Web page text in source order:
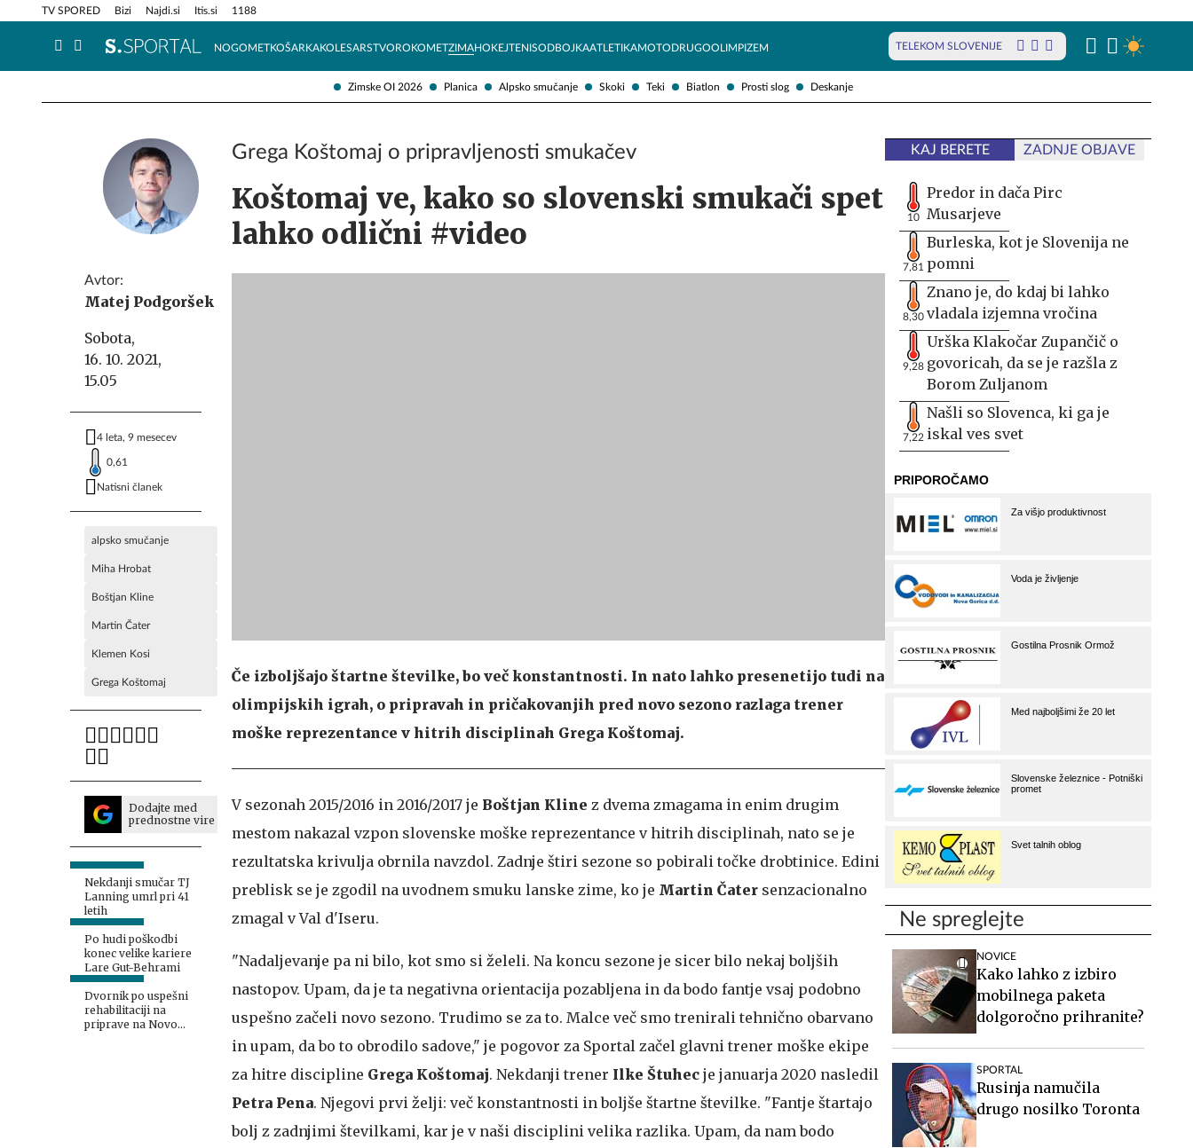
Zimske OI 2026 Planica Alpsko smučanje Skoki Teki Biatlon Prosti slog Deskanje
TV SPORED Bizi Najdi.si Itis.si 1188
NOGOMETKOŠARKAKOLESARSTVOROKOMETZIMAHOKEJTENISODBOJKAATLETIKAMOTODRUGOOLIMPIZEM TELEKOM SLOVENIJE
Info in obvestila Tehnik
Avtor:
Matej Podgoršek
Sobota,
16. 10. 2021,
15.05
4 leta, 9 mesecev
0,61
Natisni članek
alpsko smučanje
Miha Hrobat
Boštjan Kline
Martin Čater
Klemen Kosi
Grega Koštomaj
Dodajte med
prednostne vire
Nekdanji smučar TJ
Lanning umrl pri 41
letih
Po hudi poškodbi
konec velike kariere
Lare Gut-Behrami
Dvornik po uspešni
rehabilitaciji na
priprave na Novo
Grega Koštomaj o pripravljenosti smukačev
Koštomaj ve, kako so slovenski smukači spet
lahko odlični #video
Če izboljšajo štartne številke, bo več konstantnosti. In nato lahko presenetijo tudi na
olimpijskih igrah, o pripravah in pričakovanjih pred novo sezono razlaga trener
moške reprezentance v hitrih disciplinah Grega Koštomaj.
V sezonah 2015/2016 in 2016/2017 je Boštjan Kline z dvema zmagama in enim drugim
mestom nakazal vzpon slovenske moške reprezentance v hitrih disciplinah, nato se je
rezultatska krivulja obrnila navzdol. Zadnje štiri sezone so pobirali točke drobtinice. Edini
preblisk se je zgodil na uvodnem smuku lanske zime, ko je Martin Čater senzacionalno
zmagal v Val d'Iseru.
"Nadaljevanje pa ni bilo, kot smo si želeli. Na koncu sezone je sicer bilo nekaj boljših
nastopov. Upam, da je ta negativna orientacija pozabljena in da bodo fantje vsaj podobno
uspešno začeli novo sezono. Trudimo se za to. Malce več smo trenirali tehnično obarvano
in upam, da bo to obrodilo sadove," je pogovor za Sportal začel glavni trener moške ekipe
za hitre discipline Grega Koštomaj. Nekdanji trener Ilke Štuhec je januarja 2020 nasledil
Petra Pena. Njegovi prvi želji: več konstantnosti in boljše štartne številke. "Fantje štartajo
bolj z zadnjimi številkami, kar je v naši disciplini velika razlika. Upam, da nam bodo
KAJ BERETE ZADNJE OBJAVE
10
Predor in dača Pirc
Musarjeve
7,81
Burleska, kot je Slovenija ne
pomni
8,30
Znano je, do kdaj bi lahko
vladala izjemna vročina
9,28
Urška Klakočar Zupančič o
govoricah, da se je razšla z
Borom Zuljanom
7,22
Našli so Slovenca, ki ga je
iskal ves svet
Ne spreglejte
NOVICE
Kako lahko z izbiro
mobilnega paketa
dolgoročno prihranite?
SPORTAL
Rusinja namučila
drugo nosilko Toronta